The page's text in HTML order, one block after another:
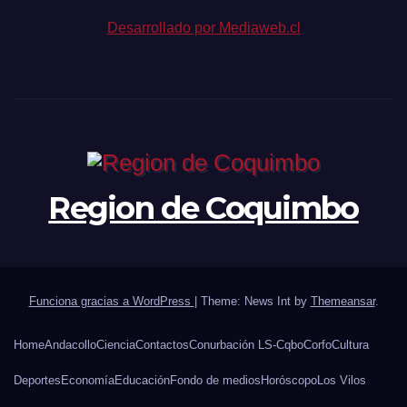
Desarrollado por Mediaweb.cl
Region de Coquimbo
Funciona gracias a WordPress | Theme: News Int by Themeansar.
HomeAndacolloCienciaContactosConurbación LS-CqboCorfoCultura
Deportes EconomíaEducaciónFondo de medios Horóscopo Los Vilos